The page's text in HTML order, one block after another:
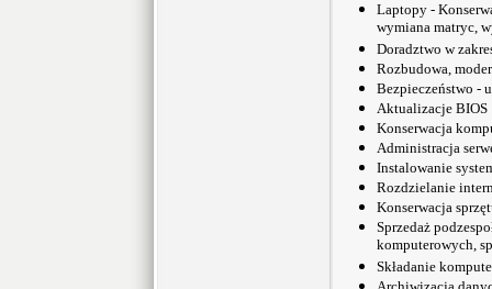
Laptopy -
wymiana matryc,
Doradztwo w
Rozbudowa,
Bezpieczeństwo -
Aktualizacje BIOS
Konserwacja
Administracja
Instalowanie
Rozdzielanie
Konserwacja
Sprzedaż
komputerowych,
Składanie